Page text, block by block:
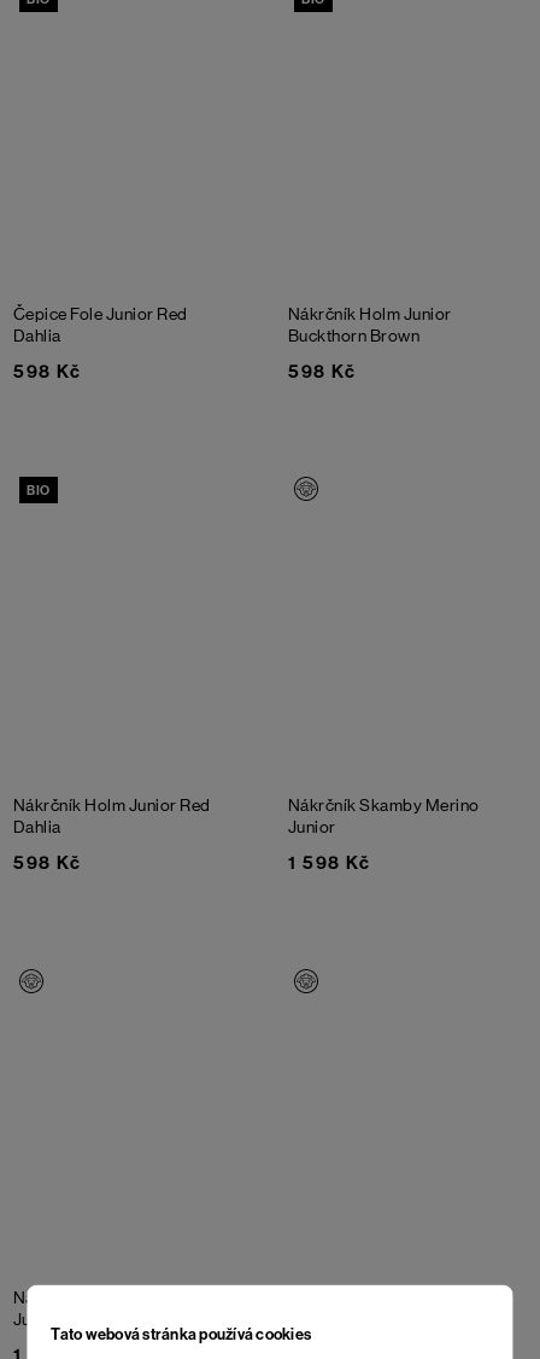
Tato webová stránka používá cookies
Čepice Fole Junior Red
Dahlia
598 Kč
Nákrčník Holm Junior
Buckthorn Brown
598 Kč
BIO
Nákrčník Holm Junior Red
Dahlia
598 Kč
Nákrčník Skamby Merino
Junior
1 598 Kč
Nákrčník Skamby Merino
Junior